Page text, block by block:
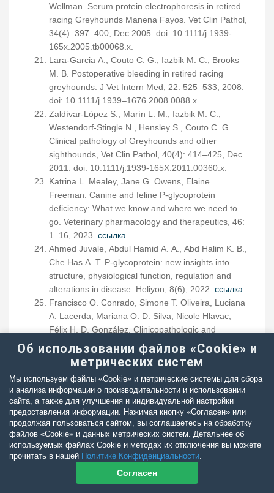
Wellman. Serum protein electrophoresis in retired
racing Greyhounds Manena Fayos. Vet Clin Pathol,
34(4): 397–400, Dec 2005. doi: 10.1111/j.1939-
165x.2005.tb00068.x.
Lara-Garcia A., Couto C. G., Iazbik M. C., Brooks
M. B. Postoperative bleeding in retired racing
greyhounds. J Vet Intern Med, 22: 525–533, 2008.
doi: 10.1111/j.1939–1676.2008.0088.x.
Zaldívar-López S., Marín L. M., Iazbik M. C.,
Westendorf-Stingle N., Hensley S., Couto C. G.
Clinical pathology of Greyhounds and other
sighthounds, Vet Clin Pathol, 40(4): 414–425, Dec
2011. doi: 10.1111/j.1939-165X.2011.00360.x.
Katrina L. Mealey, Jane G. Owens, Elaine
Freeman. Canine and feline P-glycoprotein
deficiency: What we know and where we need to
go. Veterinary pharmacology and therapeutics, 46:
1–16, 2023. ссылка
Ahmed Juvale, Abdul Hamid A. A., Abd Halim K. B.,
Che Has A. T. P-glycoprotein: new insights into
structure, physiological function, regulation and
alterations in disease. Heliyon, 8(6), 2022. ссылка
Francisco O. Conrado, Simone T. Oliveira, Luciana
A. Lacerda, Mariana O. D. Silva, Nicole Hlavac,
Félix H. D. González. Clinicopathologic and
electrocardiographic features of Akita dogs with
high and low erythrocyte potassium phenotypes.
Vet Clin Pathol, 43(1): 50–4, Mar 2014. doi:
10.1111/vcp.12112. Epub 2014 Jan 9.
Andrea Battison. Apparent pseudohyperkalemia in
a Chinese Shar Pei dog, Vet Clin Pathol, 36(1): 89–
93, Mar 2007. doi: 10.1111/j.1939-
165x.2007.tb00188.x.
Mealey K. L. & Burke N. S. Identification of a
nonsense mutation in feline ABCB1. Journal of
Veterinary Pharmacology and Therapeutics, 38:
Об использовании файлов «Cookie» и
метрических систем
Мы используем файлы «Cookie» и метрические системы для сбора
и анализа информации о производительности и использовании
сайта, а также для улучшения и индивидуальной настройки
предоставления информации. Нажимая кнопку «Согласен» или
продолжая пользоваться сайтом, вы соглашаетесь на обработку
файлов «Cookie» и данных метрических систем. Детальнее об
используемых файлах Cookie и методах их отключения вы можете
прочитать в нашей Политике Конфиденциальности.
Согласен